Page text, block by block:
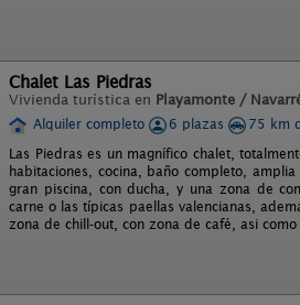
Chalet Las Piedras
Vivienda turística en Playamonte /
Alquiler completo
6 plazas
75 km
Las Piedras es un magnífico chalet,
habitaciones, cocina, baño completo,
gran piscina, con ducha, y una zona de
carne o las típicas paellas valencianas,
zona de chill-out, con zona de café, asi como